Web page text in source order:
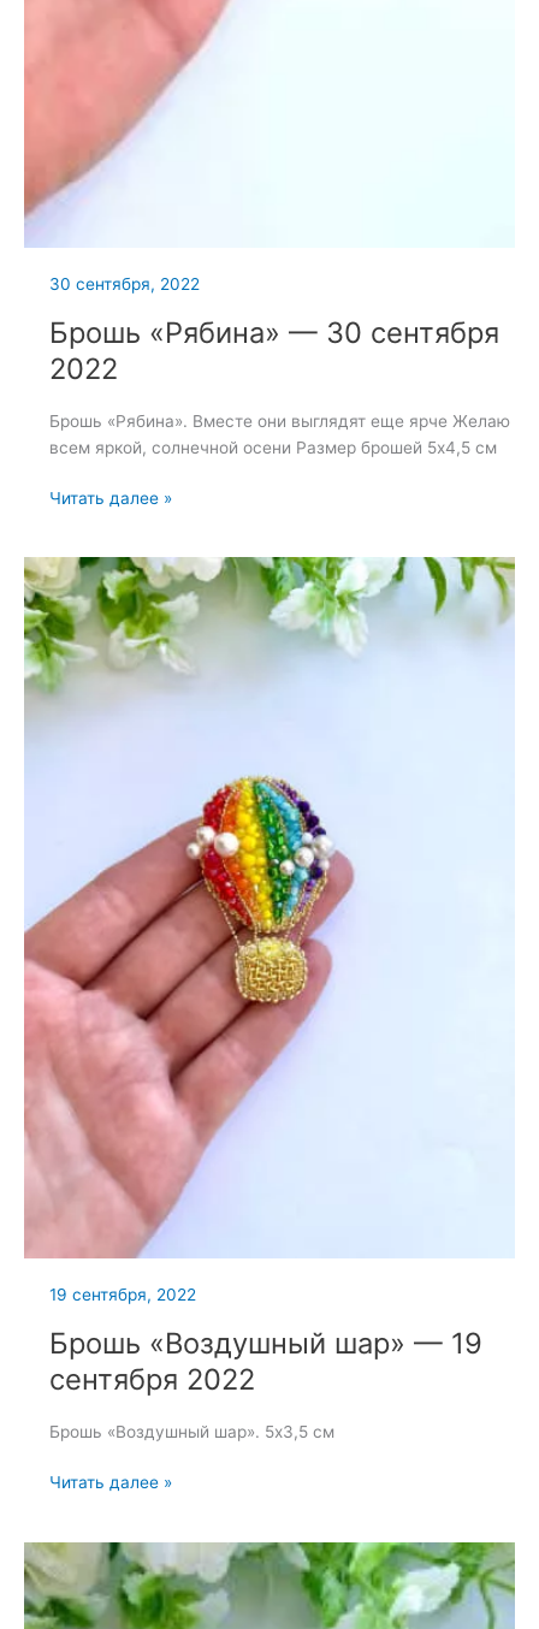
30 сентября, 2022
Брошь «Рябина» — 30 сентября
2022
Брошь «Рябина». Вместе они выглядят еще ярче Желаю
всем яркой, солнечной осени Размер брошей 5х4,5 см
Брошь
30
сентября
2022
Читать далее »
19 сентября, 2022
Брошь «Воздушный шар» — 19
сентября 2022
Брошь «Воздушный шар». 5х3,5 см
Брошь
—
19
сентября
Читать далее »